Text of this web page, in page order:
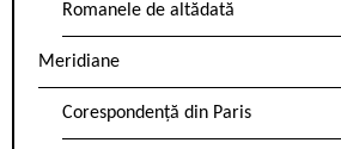
Romanele de altădată
Meridiane
Corespondență din Paris